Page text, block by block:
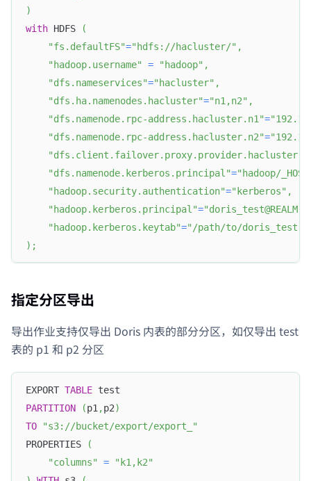
)
with HDFS
(
"fs.defaultFS"="hdfs://hacluster/" ,
"hadoop.username"
= "hadoop" ,
"dfs.nameservices"="hacluster" ,
"dfs.ha.namenodes.hacluster"="n1,n2" ,
"dfs.namenode.rpc-address.hacluster.n1"=
"dfs.namenode.rpc-address.hacluster.n2"=
"dfs.client.failover.proxy.provider.hacluster"
"dfs.namenode.kerberos.principal"="hadoop/
"hadoop.security.authentication"="kerberos" ,
"hadoop.kerberos.principal"=
"hadoop.kerberos.keytab"="/path/to/
) ;
指定分区导出
导出作业支持仅导出 Doris 内表的部分分区，如仅导出 test
表的 p1 和 p2 分区
EXPORT TABLE test
PARTITION
(p1 ,p2)
TO
"s3://bucket/export/export_"
PROPERTIES
(
"columns"
=
"k1,k2"